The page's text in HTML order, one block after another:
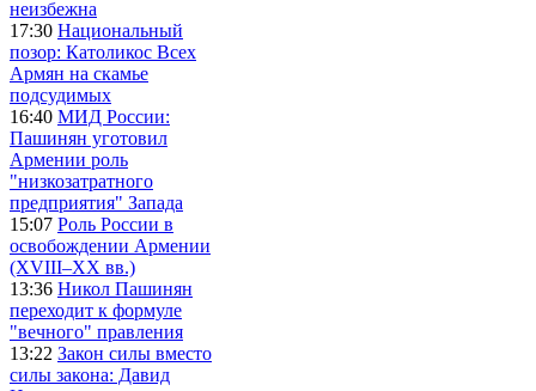
неизбежна
17:30 Национальный
позор: Католикос Всех
Армян на скамье
подсудимых
16:40 МИД России:
Пашинян уготовил
Армении роль
"низкозатратного
предприятия" Запада
15:07 Роль России в
освобождении Армении
(XVIII–XX вв.)
13:36 Никол Пашинян
переходит к формуле
"вечного" правления
13:22 Закон силы вместо
силы закона: Давид